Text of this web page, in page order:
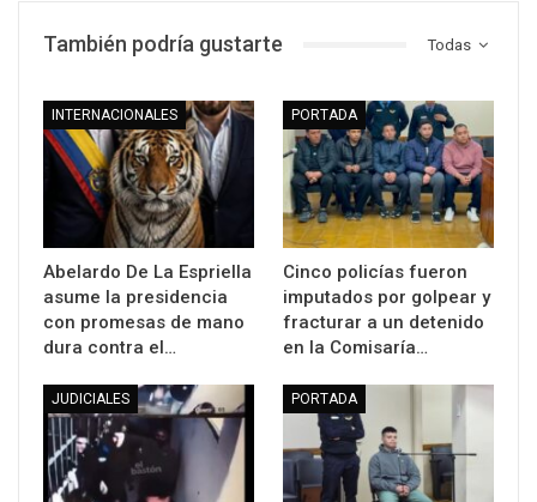
Todas
También podría gustarte
INTERNACIONALES
Abelardo De La Espriella
asume la presidencia
con promesas de mano
dura contra el…
PORTADA
Cinco policías fueron
imputados por golpear y
fracturar a un detenido
en la Comisaría…
JUDICIALES PORTADA